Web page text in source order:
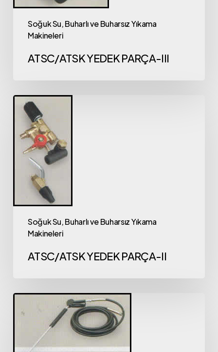
Soğuk Su, Buharlı ve Buharsız Yıkama
Makineleri
ATSC/ATSK YEDEK PARÇA-III
Soğuk Su, Buharlı ve Buharsız Yıkama
Makineleri
ATSC/ATSK YEDEK PARÇA-II